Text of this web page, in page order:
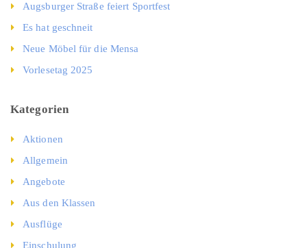
Augsburger Straße feiert Sportfest
Es hat geschneit
Neue Möbel für die Mensa
Vorlesetag 2025
Kategorien
Aktionen
Allgemein
Angebote
Aus den Klassen
Ausflüge
Einschulung